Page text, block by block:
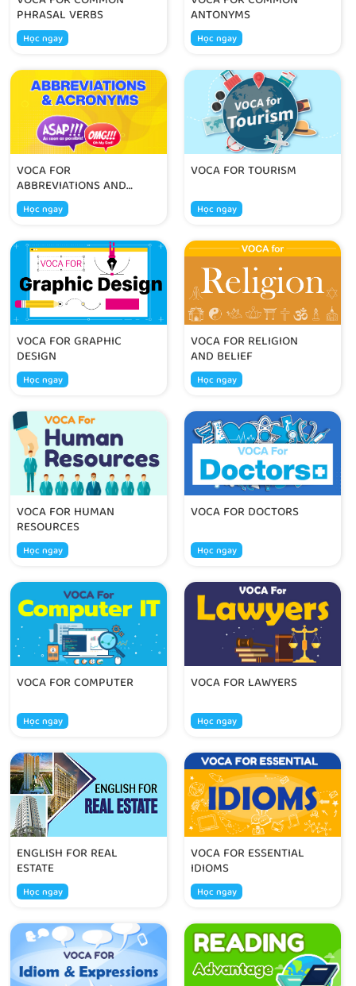
PHRASAL VERBS
Học ngay
ANTONYMS
Học ngay
VOCA FOR
ABBREVIATIONS AND
ACRONYMS
Học ngay
VOCA FOR TOURISM
Học ngay
VOCA FOR GRAPHIC
DESIGN
Học ngay
VOCA FOR RELIGION
AND BELIEF
Học ngay
VOCA FOR HUMAN
RESOURCES
Học ngay
VOCA FOR DOCTORS
Học ngay
VOCA FOR COMPUTER
Học ngay
VOCA FOR LAWYERS
Học ngay
ENGLISH FOR REAL
ESTATE
Học ngay
VOCA FOR ESSENTIAL
IDIOMS
Học ngay